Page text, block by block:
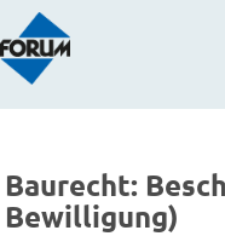
Baurecht:
Bewilligung)